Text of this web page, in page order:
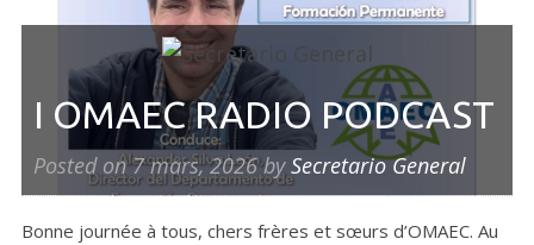
I OMAEC RADIO PODCAST
Posted on7 mars, 2026bySecretario General
Bonne journée à tous, chers frères et sœurs d’OMAEC. Au